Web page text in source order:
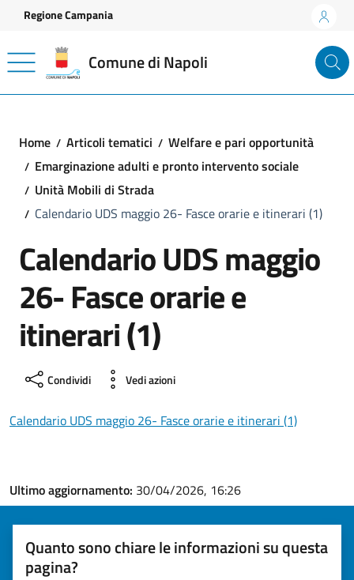
Vai ai contenuti
Vai al footer
Regione Campania
Comune di Napoli
Home Articoli tematici
Welfare e pari opportunità
Emarginazione adulti e pronto intervento sociale
Unità Mobili di Strada
Calendario UDS maggio 26- Fasce orarie e itinerari (1)
Calendario UDS maggio
26- Fasce orarie e
itinerari (1)
Condividi Vedi azioni
Calendario UDS maggio 26- Fasce orarie e itinerari (1)
Ultimo aggiornamento: 30/04/2026, 16:26
Quanto sono chiare le informazioni su questa
pagina?